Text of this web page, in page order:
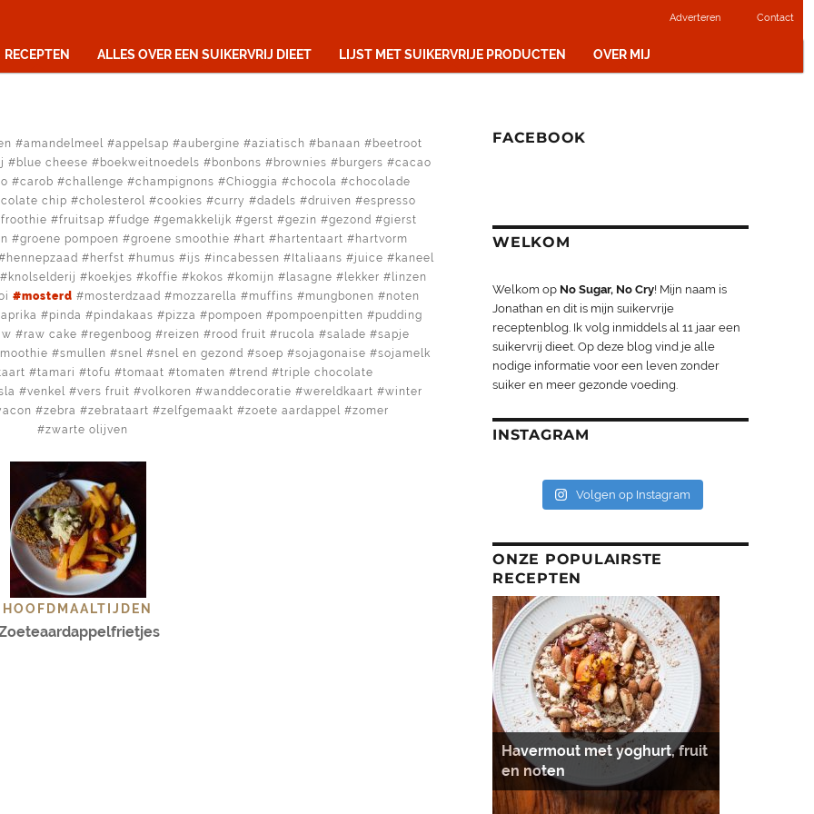
Contact
Adverteren
RECEPTEN ALLES OVER EEN SUIKERVRIJ DIEET LIJST MET SUIKERVRIJE PRODUCTEN OVER MIJ
amandelmeel appelsap aubergine aziatisch banaan
beetroot
blue cheese boekweitnoedels bonbons brownies burgers
cacao
carob challenge champignons Chioggia chocola
chocolade
chip cholesterol cookies curry dadels druiven
espresso
froothie fruitsap fudge gemakkelijk gerst gezin gezond
gierst
groene pompoen groene smoothie hart hartentaart
hartvorm
hennepzaad herfst humus ijs incabessen Italiaans juice
kaneel
knolselderij koekjes koffie kokos komijn lasagne lekker
linzen
mosterd mosterdzaad mozzarella muffins mungbonen
noten
pinda pindakaas pizza pompoen pompoenpitten
pudding
raw cake regenboog reizen rood fruit rucola salade
sapje
smullen snel snel en gezond soep sojagonaise
sojamelk
tamari tofu tomaat tomaten trend
triple chocolate
venkel vers fruit volkoren wanddecoratie wereldkaart
winter
zebra zebrataart zelfgemaakt zoete aardappel
zomer
zwarte olijven
HOOFDMAALTIJDEN
FACEBOOK
WELKOM
Welkom op No Sugar, No Cry! Mijn naam is
Jonathan en dit is mijn suikervrije
receptenblog. Ik volg inmiddels al 11 jaar een
suikervrij dieet. Op deze blog vind je alle
nodige informatie voor een leven zonder
suiker en meer gezonde voeding.
INSTAGRAM
Volgen op Instagram
ONZE POPULAIRSTE
RECEPTEN
Havermout met yoghurt, fruit
en noten